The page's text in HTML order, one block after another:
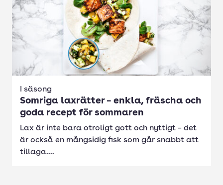
I säsong
Somriga laxrätter – enkla, fräscha och
goda recept för sommaren
Lax är inte bara otroligt gott och nyttigt – det
är också en mångsidig fisk som går snabbt att
tillaga....